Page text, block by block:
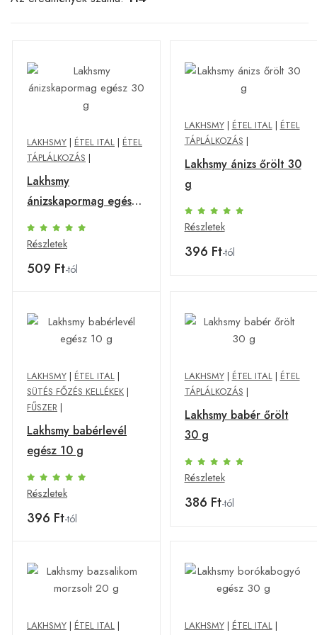
LAKHSMY | ÉTEL ITAL | ÉTEL
TÁPLÁLKOZÁS |
Lakhsmy
ánizskapormag egész
30 g
Részletek
509 Ft-tól
LAKHSMY| ÉTEL ITAL| ÉTEL
TÁPLÁLKOZÁS |
Lakhsmy ánizs őrölt 30
g
Részletek
396 Ft-tól
LAKHSMY | ÉTEL ITAL |
SÜTÉS FŐZÉS KELLÉKEK |
FŰSZER |
Lakhsmy babérlevél
egész 10 g
Részletek
396 Ft-tól
LAKHSMY| ÉTEL ITAL| ÉTEL
TÁPLÁLKOZÁS |
Lakhsmy babér őrölt
30 g
Részletek
386 Ft-tól
LAKHSMY | ÉTEL ITAL |
LAKHSMY| ÉTEL ITAL|